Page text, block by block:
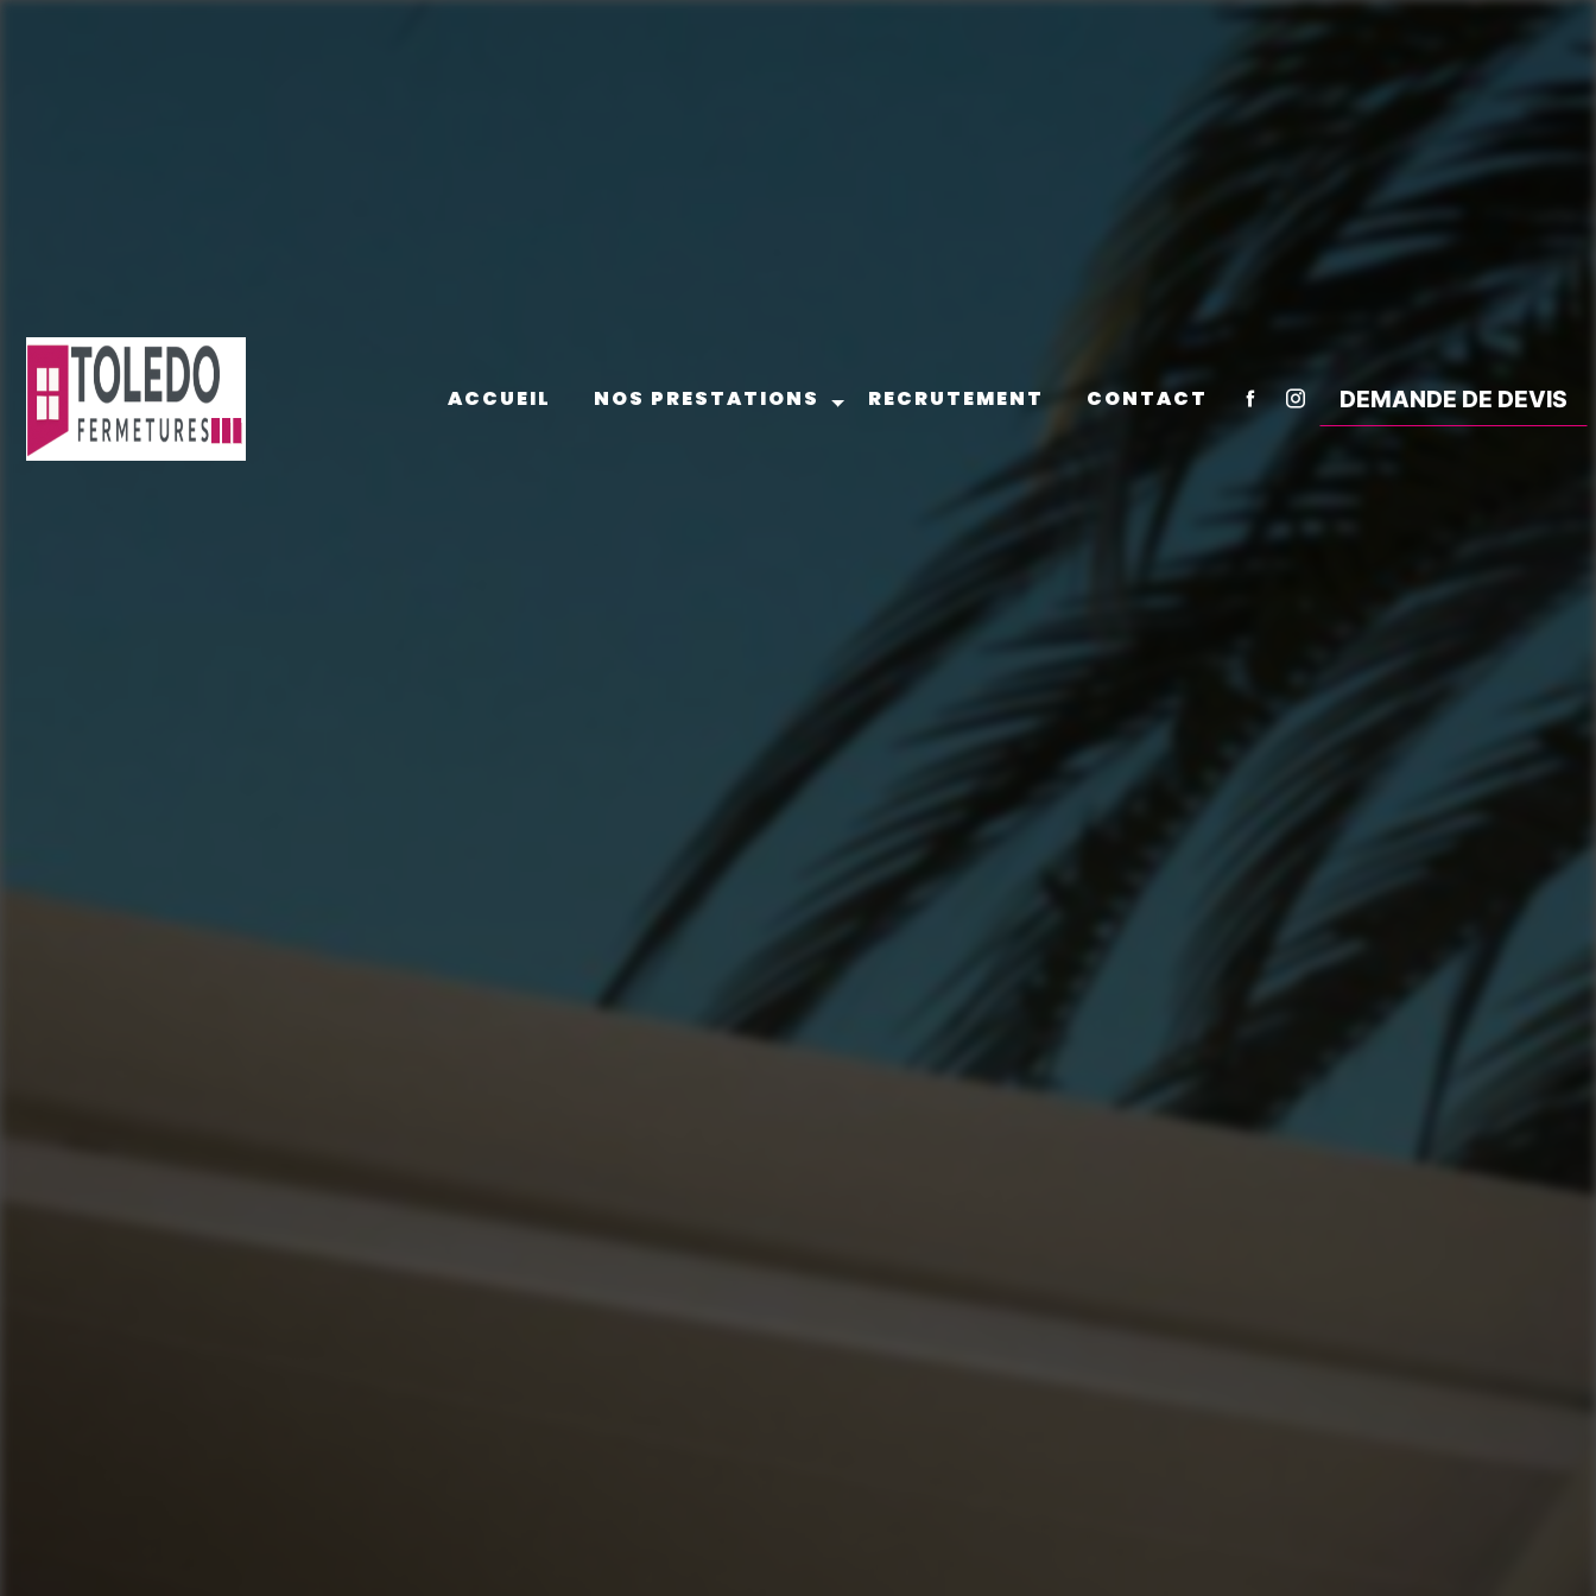
ACCUEIL NOS PRESTATIONS RECRUTEMENT CONTACT DEMANDE DE DEVIS